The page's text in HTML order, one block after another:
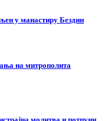
у манастиру Бездин
на митрополита